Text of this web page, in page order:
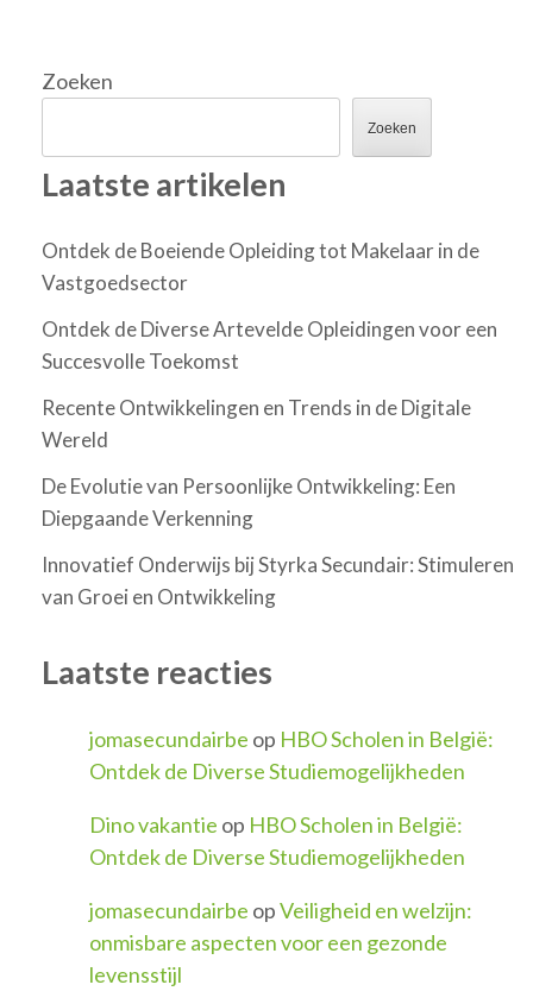
Zoeken
Zoeken
Laatste artikelen
Ontdek de Boeiende Opleiding tot Makelaar in de
Vastgoedsector
Ontdek de Diverse Artevelde Opleidingen voor een
Succesvolle Toekomst
Recente Ontwikkelingen en Trends in de Digitale
Wereld
De Evolutie van Persoonlijke Ontwikkeling: Een
Diepgaande Verkenning
Innovatief Onderwijs bij Styrka Secundair: Stimuleren
van Groei en Ontwikkeling
Laatste reacties
jomasecundairbe op HBO Scholen in België:
Ontdek de Diverse Studiemogelijkheden
Dino vakantie op HBO Scholen in België:
Ontdek de Diverse Studiemogelijkheden
jomasecundairbe opVeiligheid en welzijn:
onmisbare aspecten voor een gezonde
levensstijl